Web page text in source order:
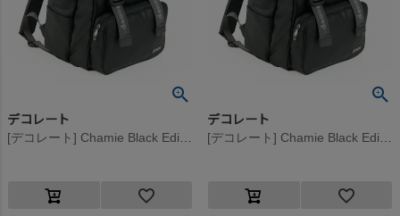
デコレート デコレート